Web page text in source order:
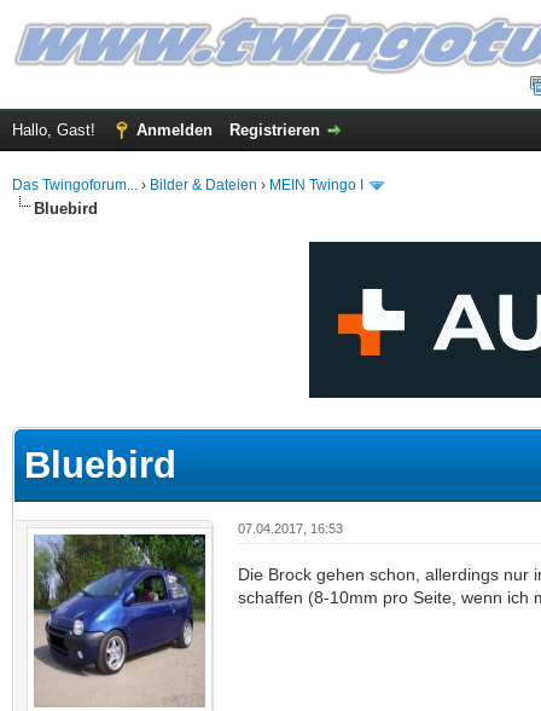
Hallo, Gast! Anmelden Registrieren
Das Twingoforum... › Bilder & Dateien › MEIN Twingo I
Bluebird
Bluebird
07.04.2017, 16:53
Die Brock gehen schon, allerdings nur
schaffen (8-10mm pro Seite, wenn ich